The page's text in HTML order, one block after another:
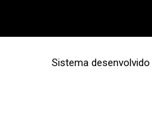
Sistema desenvolvido